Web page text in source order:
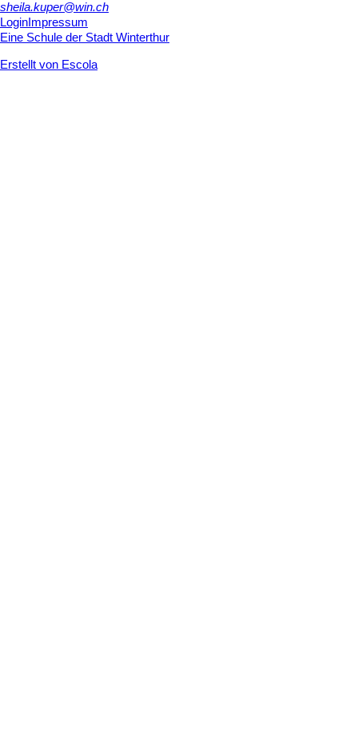
sheila.kuper@win.ch
Login Impressum
Eine Schule der Stadt Winterthur
Erstellt von Escola